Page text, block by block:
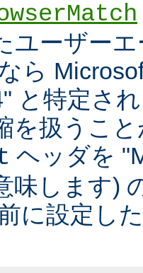
ユーザー
ら
と特定さ
を扱うこ
ヘッダを
味します)
に設定し